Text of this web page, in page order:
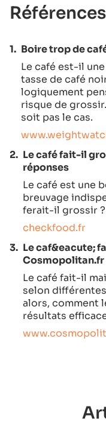
Références
1. Boire trop de
Le café est-il
tasse de café
logiquement
risque de
soit pas le cas.
2. Le café fait-il
réponses
Le café est une
breuvage
ferait-il grossir ?
checkfood.fr
3. Le caf&eacute;
Cosmopolitan.fr
Le café fait-il
selon
alors, comment
résultats